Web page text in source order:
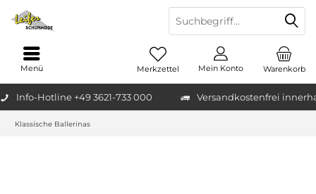
Info-Hotline +49 3621-733 000 Versandkostenfrei
Warenkorb
Merkzettel Mein Konto
Menü
Klassische Ballerinas